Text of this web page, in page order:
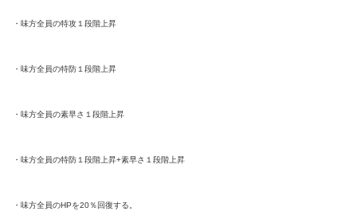
・味方全員の特攻１段階上昇
・味方全員の特防１段階上昇
・味方全員の素早さ１段階上昇
・味方全員の特防１段階上昇+素早さ１段階上昇
・味方全員のHPを20％回復する。